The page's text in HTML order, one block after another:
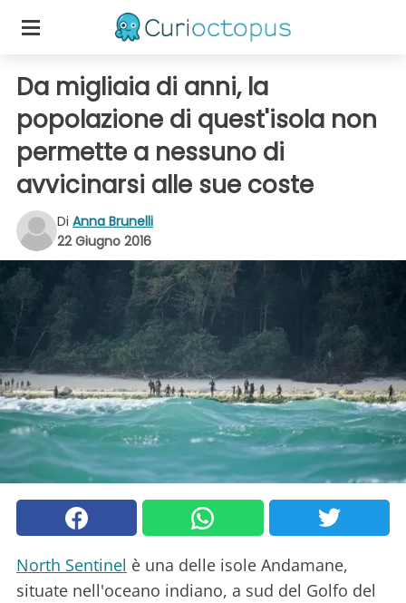
Da migliaia di anni, la
popolazione di quest'isola non
permette a nessuno di
avvicinarsi alle sue coste
Di Anna Brunelli
22 Giugno 2016
North Sentinel è una delle isole Andamane,
situate nell'oceano indiano, a sud del Golfo del